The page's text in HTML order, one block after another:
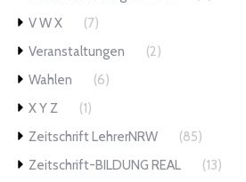
V W X
(7)
Veranstaltungen
(2)
Wahlen
(6)
X Y Z
(1)
Zeitschrift LehrerNRW
(85)
Zeitschrift-BILDUNG REAL
(13)